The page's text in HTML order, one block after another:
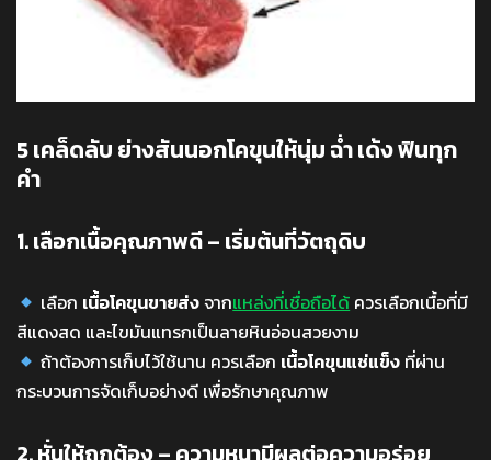
5 เคล็ดลับ ย่างสันนอกโคขุนให้นุ่ม ฉ่ำ เด้ง ฟินทุก
คำ
1. เลือกเนื้อคุณภาพดี – เริ่มต้นที่วัตถุดิบ
เลือก เนื้อโคขุนขายส่งจากแหล่งที่เชื่อถือได้ ควรเลือกเนื้อที่มี
สีแดงสด และไขมันแทรกเป็นลายหินอ่อนสวยงาม
ถ้าต้องการเก็บไว้ใช้นาน ควรเลือก เนื้อโคขุนแช่แข็ง ที่ผ่าน
กระบวนการจัดเก็บอย่างดี เพื่อรักษาคุณภาพ